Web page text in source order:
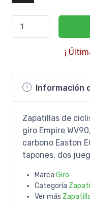
¡
Información
Zapatillas de
giro Empire
carbono Easton
tapones, dos
Marca Giro
Categoría
Ver más